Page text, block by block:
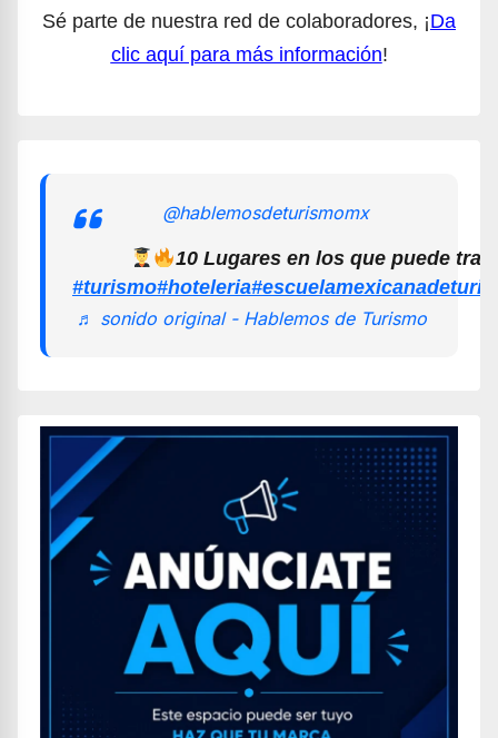
Sé parte de nuestra red de colaboradores, ¡Da
clic aquí para más información!
@hablemosdeturismomx
10 Lugares en los que puede
#turismo#hoteleria
♬ sonido original - Hablemos de Turismo